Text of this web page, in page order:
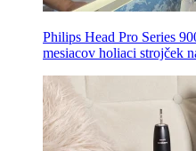
Philips Head Pro Series
mesiacov holiaci strojček